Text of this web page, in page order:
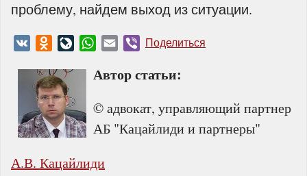
проблему, найдем выход из ситуации.
VK Odnoklassniki
LiveJournal
WhatsApp
Email Viber
Поделиться
Автор статьи:
© адвокат, управляющий партнер
АБ "Кацайлиди и партнеры"
А.В. Кацайлиди